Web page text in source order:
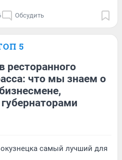
Обсудить
5
ресторанного
что мы знаем о
самый лучший для